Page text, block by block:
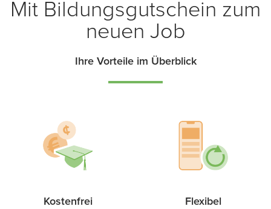
Mit Bildungsgutschein zum
neuen Job
Ihre Vorteile im Überblick
Kostenfrei
Flexibel